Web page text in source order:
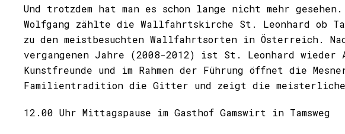
Und trotzdem hat man es schon lange nicht mehr
Wolfgang zählte die Wallfahrtskirche St. Leonhard ob
zu den meistbesuchten Wallfahrtsorten in Österreich.
vergangenen Jahre (2008-2012) ist St. Leonhard wieder
Kunstfreunde und im Rahmen der Führung öffnet die
Familientradition die Gitter und zeigt die
12.00 Uhr Mittagspause im Gasthof Gamswirt in Tamsweg